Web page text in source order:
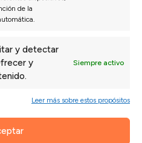
de la
y detectar
y
Siempre activo
Leer más sobre estos propósitos
muy calurosas. Cada
no molesta a la otra.
el peso y ofrecen muy
muelles no acumulan
este tipo de colchones
potenciar sus